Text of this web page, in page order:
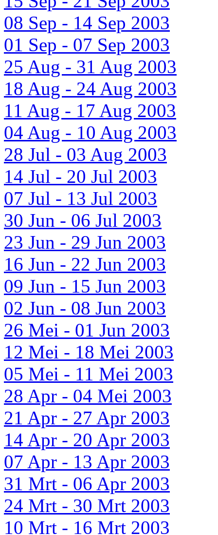
08 Sep - 14 Sep 2003
01 Sep - 07 Sep 2003
25 Aug - 31 Aug 2003
18 Aug - 24 Aug 2003
11 Aug - 17 Aug 2003
04 Aug - 10 Aug 2003
28 Jul - 03 Aug 2003
14 Jul - 20 Jul 2003
07 Jul - 13 Jul 2003
30 Jun - 06 Jul 2003
23 Jun - 29 Jun 2003
16 Jun - 22 Jun 2003
09 Jun - 15 Jun 2003
02 Jun - 08 Jun 2003
26 Mei - 01 Jun 2003
12 Mei - 18 Mei 2003
05 Mei - 11 Mei 2003
28 Apr - 04 Mei 2003
21 Apr - 27 Apr 2003
14 Apr - 20 Apr 2003
07 Apr - 13 Apr 2003
31 Mrt - 06 Apr 2003
24 Mrt - 30 Mrt 2003
10 Mrt - 16 Mrt 2003